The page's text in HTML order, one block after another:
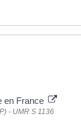
en France
- UMR S 1136